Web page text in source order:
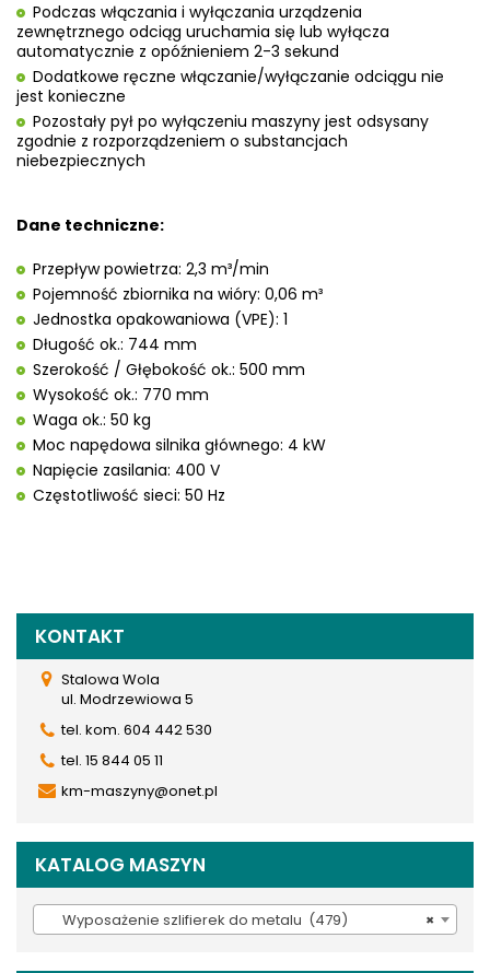
Podczas włączania i wyłączania urządzenia
zewnętrznego odciąg uruchamia się lub wyłącza
automatycznie z opóźnieniem 2-3 sekund
Dodatkowe ręczne włączanie/wyłączanie odciągu nie
jest konieczne
Pozostały pył po wyłączeniu maszyny jest odsysany
zgodnie z rozporządzeniem o substancjach
niebezpiecznych
Dane techniczne:
Przepływ powietrza: 2,3 m³/min
Pojemność zbiornika na wióry: 0,06 m³
Jednostka opakowaniowa (VPE): 1
Długość ok.: 744 mm
Szerokość / Głębokość ok.: 500 mm
Wysokość ok.: 770 mm
Waga ok.: 50 kg
Moc napędowa silnika głównego: 4 kW
Napięcie zasilania: 400 V
Częstotliwość sieci: 50 Hz
KONTAKT
Stalowa Wola
ul. Modrzewiowa 5
tel. kom. 604 442 530
tel. 15 844 05 11
km-maszyny@onet.pl
KATALOG MASZYN
×
Wyposażenie szlifierek do metalu (479)